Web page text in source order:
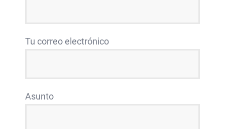
Tu correo electrónico
Asunto